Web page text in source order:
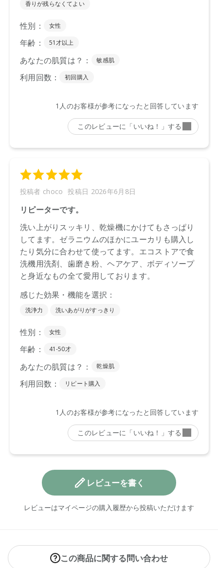
レビューを書く
レビューはマイページの購入履歴から投稿いただけます
この商品に関する問い合わせ